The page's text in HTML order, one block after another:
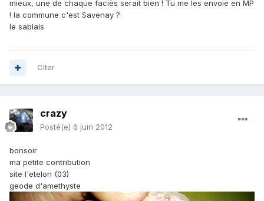
mieux, une de chaque faciès serait bien ! Tu me les envoie en MP
! la commune c'est Savenay ?
le sablais
Citer
crazy
Posté(e) 6 juin 2012
bonsoir
ma petite contribution
site l'etelon (03)
geode d'amethyste